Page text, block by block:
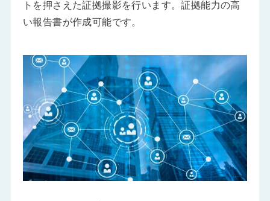
トを押さえた証拠撮影を行います。証拠能力の高
い報告書が作成可能です。